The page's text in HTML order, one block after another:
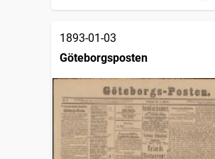
1893-01-03
Göteborgsposten